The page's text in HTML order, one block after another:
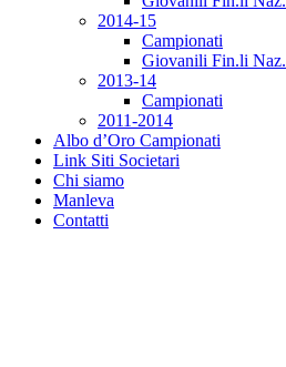
2014-15
Campionati
Giovanili Fin.li Naz.
2013-14
Campionati
2011-2014
Albo d’Oro Campionati
Link Siti Societari
Chi siamo
Manleva
Contatti